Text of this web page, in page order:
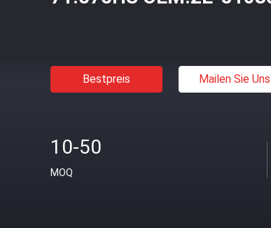
Bestpreis Mailen Sie Uns
10-50
MOQ